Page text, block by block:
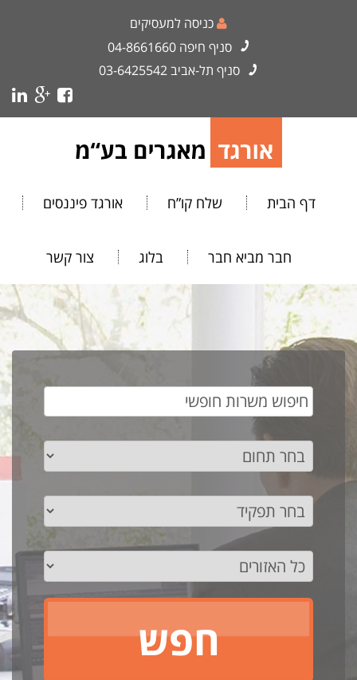
כניסה למעסיקים
סניף חיפה 04-8661660
סניף תל-אביב03-6425542
דף הבית שלח קו”ח אורגד פיננסים
חבר מביא חבר בלוג צור קשר